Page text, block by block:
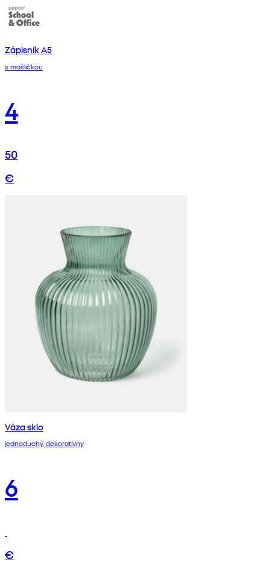
Zápisník A5
s mašličkou
4
50
€
Váza sklo
jednoduchý, dekoratívny
6
€